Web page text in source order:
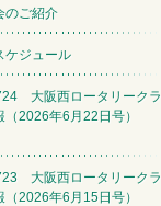
のご紹介
ケジュール
大阪西ロータリークラ
（2026年6月22日号）
大阪西ロータリークラ
（2026年6月15日号）